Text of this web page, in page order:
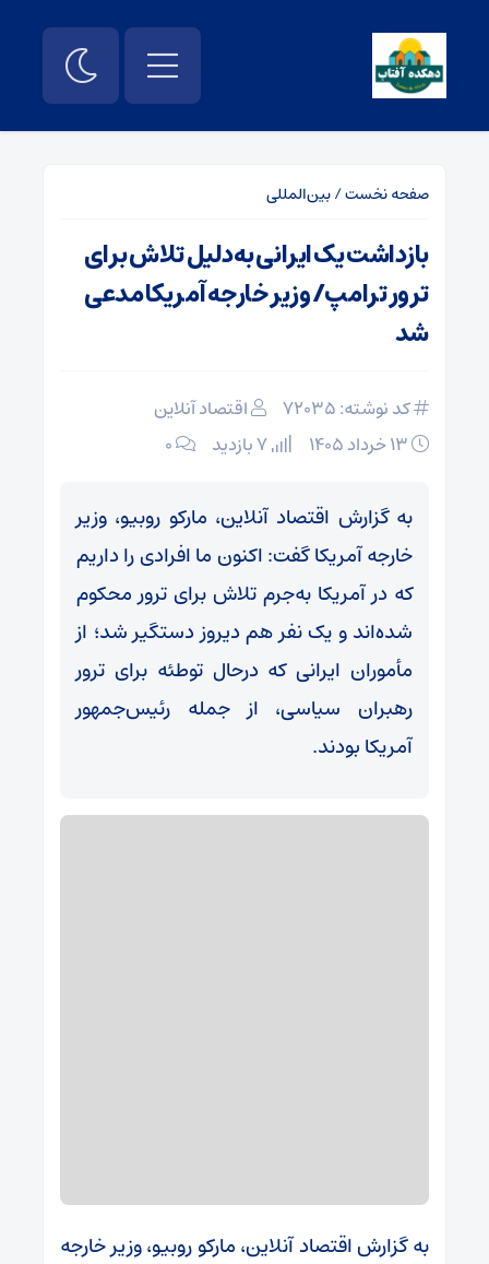
صفحه نخست/بین‌المللی
بازداشت یک ایرانی به‌دلیل تلاش برای
ترور ترامپ/ وزیر خارجه آمریکا مدعی
شد
کد نوشته: 72035
اقتصاد آنلاین
۰
به گزارش اقتصاد آنلاین، مارکو روبیو، وزیر
خارجه آمریکا گفت: اکنون ما افرادی را داریم
که در آمریکا به‌جرم تلاش برای ترور محکوم
شده‌اند و یک نفر هم دیروز دستگیر شد؛ از
مأموران ایرانی که درحال توطئه برای ترور
رهبران سیاسی، از جمله رئیس‌جمهور
آمریکا بودند.
به گزارش اقتصاد آنلاین، مارکو روبیو، وزیر خارجه